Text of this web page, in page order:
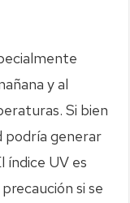
y al
Si bien
podría generar
índice UV es
si se